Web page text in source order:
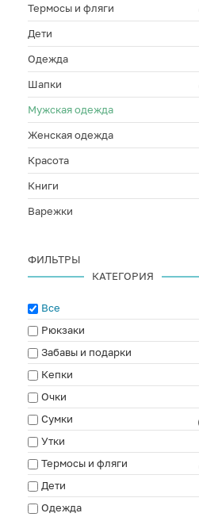
Термосы и фляги
Дети
Одежда
Шапки
Мужская одежда
Женская одежда
Красота
Книги
Варежки
ФИЛЬТРЫ
КАТЕГОРИЯ
Все
Рюкзаки
Забавы и подарки
Кепки
Очки
Сумки
Утки
Термосы и фляги
Дети
Одежда